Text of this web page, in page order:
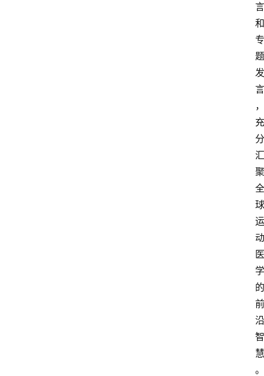
言
和
专
题
发
言
，
充
分
汇
聚
全
球
运
动
医
学
的
前
沿
智
慧
。